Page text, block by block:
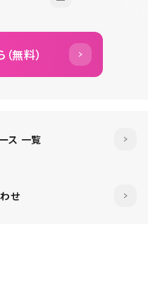
無料）
ス 一覧
せ